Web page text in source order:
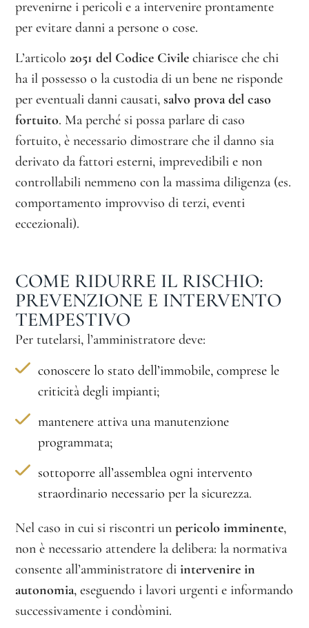
prevenirne i pericoli e a intervenire prontamente
per evitare danni a persone o cose.
L’articolo2051 del Codice Civile chiarisce che chi
ha il possesso o la custodia di un bene ne risponde
per eventuali danni causati,salvo prova del caso
fortuito. Ma perché si possa parlare di caso
fortuito, è necessario dimostrare che il danno sia
derivato da fattori esterni, imprevedibili e non
controllabili nemmeno con la massima diligenza (es.
comportamento improvviso di terzi, eventi
eccezionali).
COME RIDURRE IL RISCHIO:
PREVENZIONE E INTERVENTO
TEMPESTIVO
Per tutelarsi, l’amministratore deve:
conoscere lo stato dell’immobile, comprese le
criticità degli impianti;
mantenere attiva una manutenzione
programmata;
sottoporre all’assemblea ogni intervento
straordinario necessario per la sicurezza.
Nel caso in cui si riscontri unpericolo imminente,
non è necessario attendere la delibera: la normativa
consente all’amministratore diintervenire in
autonomia, eseguendo i lavori urgenti e informando
successivamente i condòmini.